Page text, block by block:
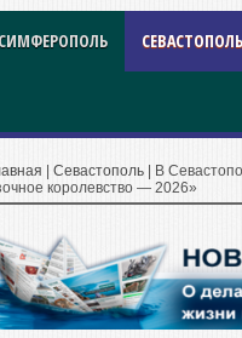
СИМФЕРОПОЛЬ СЕВАСТОПОЛЬ
Севастополь
В
королевство — 2026»